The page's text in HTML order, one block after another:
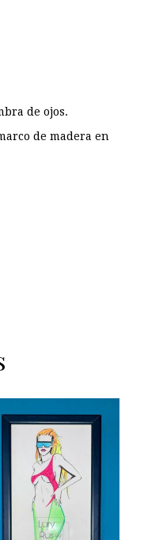
de ojos.
de madera en